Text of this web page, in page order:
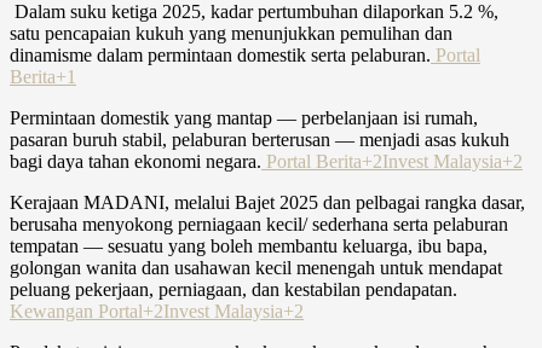
Dalam suku ketiga 2025, kadar pertumbuhan dilaporkan 5.2 %,
satu pencapaian kukuh yang menunjukkan pemulihan dan
dinamisme dalam permintaan domestik serta pelaburan. Portal
Berita+1
Permintaan domestik yang mantap — perbelanjaan isi rumah,
pasaran buruh stabil, pelaburan berterusan — menjadi asas kukuh
bagi daya tahan ekonomi negara. Portal Berita+2Invest Malaysia+2
Kerajaan MADANI, melalui Bajet 2025 dan pelbagai rangka dasar,
berusaha menyokong perniagaan kecil/ sederhana serta pelaburan
tempatan — sesuatu yang boleh membantu keluarga, ibu bapa,
golongan wanita dan usahawan kecil menengah untuk mendapat
peluang pekerjaan, perniagaan, dan kestabilan pendapatan.
Kewangan Portal+2Invest Malaysia+2